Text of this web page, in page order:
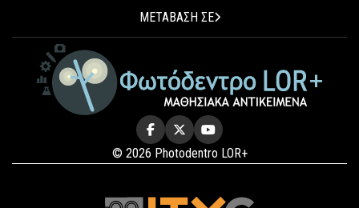
ΜΕΤΑΒΑΣΗ ΣΕ
© 2026 Photodentro LOR+